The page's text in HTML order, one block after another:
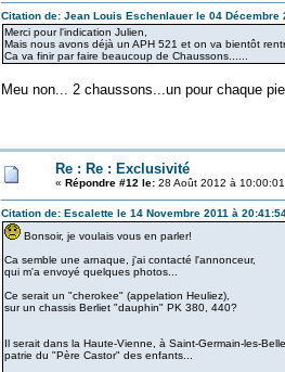
Citation de: Jean Louis Eschenlauer le 04 Décembre
Merci pour l'indication Julien,
Mais nous avons déjà un APH 521 et on va bientôt
Ca va finir par faire beaucoup de Chaussons......
Meu non... 2 chaussons...un pour chaque
Re : Re : Exclusivité
« Répondre #12 le:28 Août 2012 à
Citation de: Escalette le 14 Novembre 2011 à
Bonsoir, je voulais vous en parler!
Ca semble une arnaque, j'ai contacté l'annonceur,
qui m'a envoyé quelques photos...
Ce serait un "cherokee" (appelation Heuliez),
sur un chassis Berliet "dauphin" PK 380, 440?
Il serait dans la Haute-Vienne, à Saint-Germain-les-
patrie du "Père Castor" des enfants...